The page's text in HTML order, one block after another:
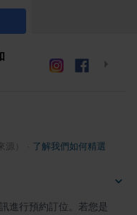
） 了解我們如何精選
進行預約訂位。若您是